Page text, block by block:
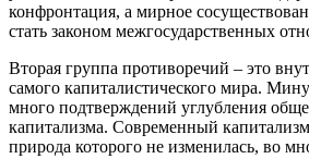
конфронтация, а мирное
стать законом межгосударственных
Вторая группа противоречий – это
самого капиталистического мира.
много подтверждений углубления
капитализма. Современный
природа которого не изменилась, во